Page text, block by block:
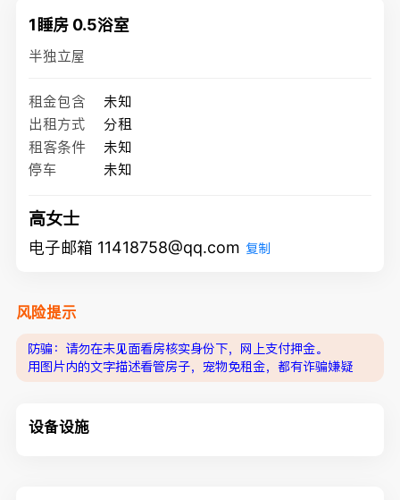
1睡房 0.5浴室
半独立屋
租金包含
未知
出租方式
分租
租客条件
未知
停车
未知
高女士
电子邮箱 11418758@qq.com 复制
风险提示
防骗：请勿在未见面看房核实身份下，网上支付押金。
用图片内的文字描述看管房子，宠物免租金，都有诈骗嫌疑
设备设施